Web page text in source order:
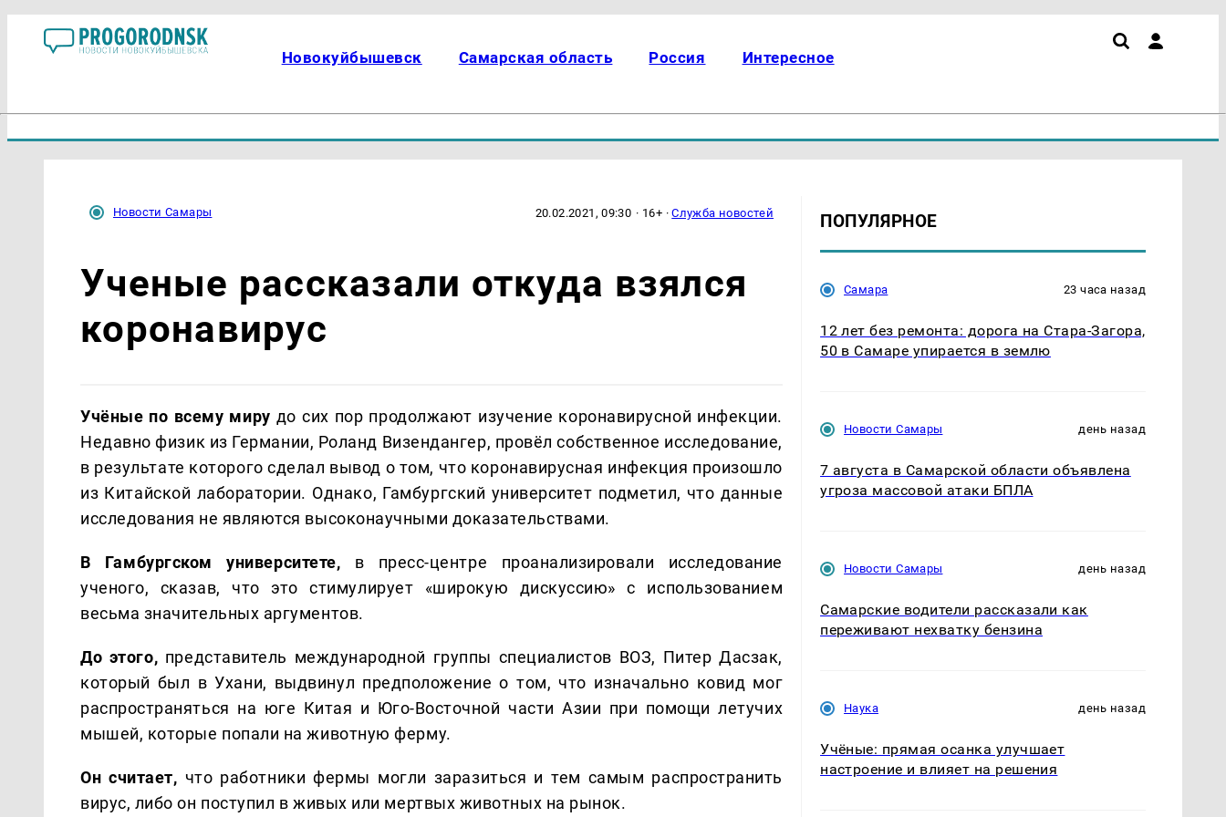
Новокуйбышевск Самарская область Россия Интересное
Новости Самары 20.02.2021, 09:30 · 16+ ·Служба новостей
Ученые рассказали откуда взялся
коронавирус
Учёные по всему миру до сих пор продолжают изучение коронавирусной инфекции.
Недавно физик из Германии, Роланд Визендангер, провёл собственное исследование,
в результате которого сделал вывод о том, что коронавирусная инфекция произошло
из Китайской лаборатории. Однако, Гамбургский университет подметил, что данные
исследования не являются высоконаучными доказательствами.
В Гамбургском университете, в пресс-центре проанализировали исследование
ученого, сказав, что это стимулирует «широкую дискуссию» с использованием
весьма значительных аргументов.
До этого, представитель международной группы специалистов ВОЗ, Питер Дасзак,
который был в Ухани, выдвинул предположение о том, что изначально ковид мог
распространяться на юге Китая и Юго-Восточной части Азии при помощи летучих
мышей, которые попали на животную ферму.
Он считает, что работники фермы могли заразиться и тем самым распространить
вирус, либо он поступил в живых или мертвых животных на рынок.
ПОПУЛЯРНОЕ
Самара 23 часа назад
12 лет без ремонта: дорога на Стара-Загора,
50 в Самаре упирается в землю
Новости Самары день назад
7 августа в Самарской области объявлена
угроза массовой атаки БПЛА
Новости Самары день назад
Самарские водители рассказали как
переживают нехватку бензина
Наука день назад
Учёные: прямая осанка улучшает
настроение и влияет на решения